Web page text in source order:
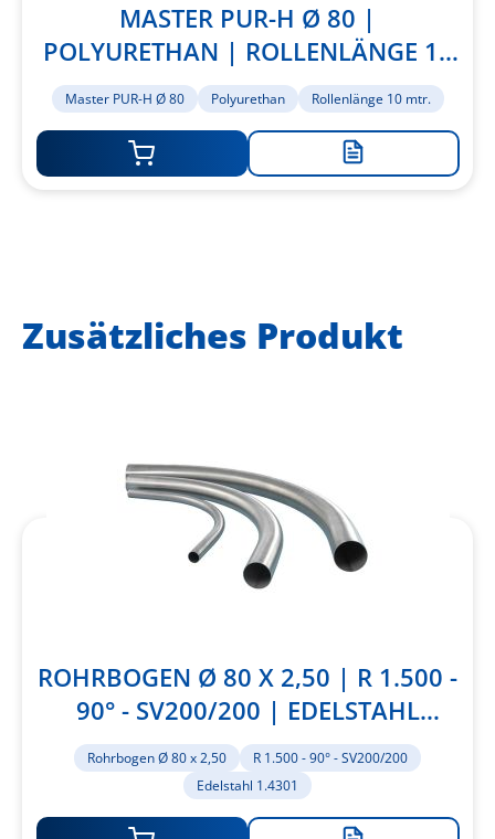
MASTER PUR-H Ø 80 |
POLYURETHAN | ROLLENLÄNGE 10
MTR.
Master PUR-H Ø 80 Polyurethan Rollenlänge 10 mtr.
Zur
Zusätzliches Produkt
ROHRBOGEN Ø 80 X 2,50 | R 1.500 -
90° - SV200/200 | EDELSTAHL
1.4301
Rohrbogen Ø 80 x 2,50
R 1.500 - 90° - SV200/200
Edelstahl 1.4301